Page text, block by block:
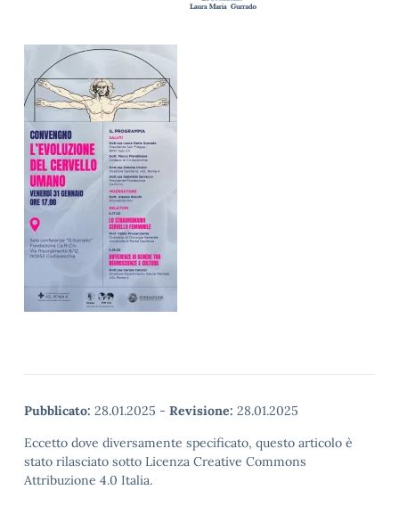
Pubblicato: 28.01.2025 - Revisione: 28.01.2025
Eccetto dove diversamente specificato, questo articolo è
stato rilasciato sotto Licenza Creative Commons
Attribuzione 4.0 Italia.